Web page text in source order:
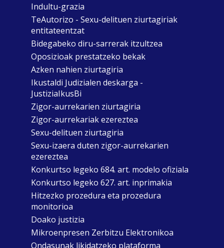
Indultu-grazia
TeAutorizo - Sexu-delituen ziurtagiriak
entitateentzat
Bidegabeko diru-sarrerak itzultzea
Oposizioak prestatzeko bekak
Azken nahien ziurtagiria
Ikustaldi Judizialen deskarga -
JustiziaIkusBi
Zigor-aurrekarien ziurtagiria
Zigor-aurrekariak ezereztea
Sexu-delituen ziurtagiria
Sexu-izaera duten zigor-aurrekarien
ezereztea
Konkurtso legeko 684. art. modelo ofiziala
Konkurtso legeko 627. art. inprimakia
Hitzezko prozedura eta prozedura
monitorioa
Doako justizia
Mikroenpresen Zerbitzu Elektronikoa
Ondasunak likidatzeko plataforma